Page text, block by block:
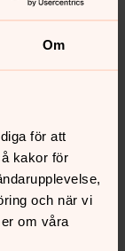
Om
för att
kakor för
och när vi
om våra